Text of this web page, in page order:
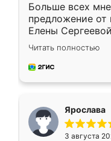
Больше всех
предложение от
Елены
короткие сроки
для замера
предложил по
Читать полностью
Ярослава
3 августа